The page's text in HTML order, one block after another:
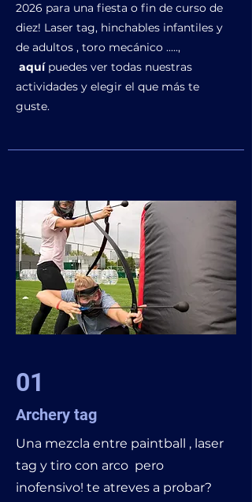
2026 para una fiesta o fin de curso de
diez! Laser tag, hinchables infantiles y
de adultos , toro mecánico .....,
aquípuedes ver todas nuestras
actividades y elegir el que más te
guste.
01
Archery tag
Una mezcla entre paintball , laser
tag y tiro con arco pero
inofensivo! te atreves a probar?